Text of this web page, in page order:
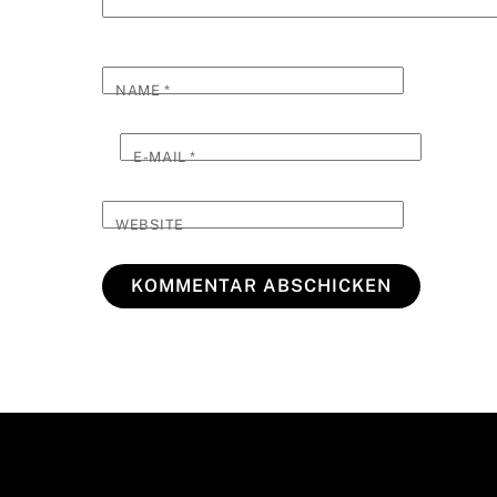
NAME*
E-MAIL*
WEBSITE